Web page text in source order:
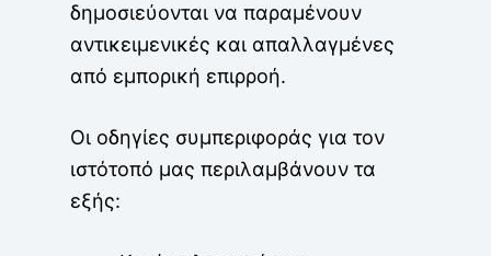
δημοσιεύονται να παραμένουν
αντικειμενικές και απαλλαγμένες
από εμπορική επιρροή.
Οι οδηγίες συμπεριφοράς για τον
ιστότοπό μας περιλαμβάνουν τα
εξής: